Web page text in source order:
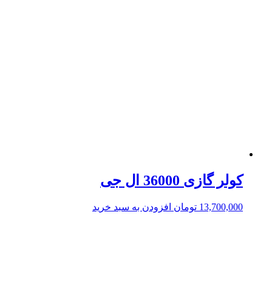
کولر گازی 36000 ال جی
13,700,000 تومان افزودن به سبد خرید